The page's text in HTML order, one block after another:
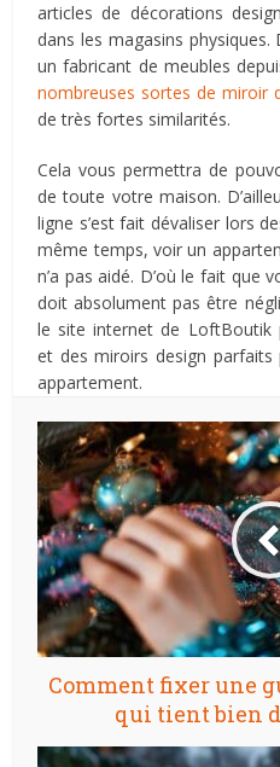
articles de décorations
dans les magasins
un fabricant de meubles
nombreuses sortes de miroir
de très fortes similarités.
Cela vous permettra de
de toute votre maison.
ligne s’est fait dévaliser lors
même temps, voir un
n’a pas aidé. D’où le fait que
doit absolument pas être
le site internet de LoftBoutik
et des miroirs design
appartement.
Comment fixer une
qui tient bien